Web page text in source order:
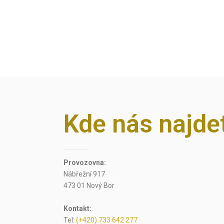
Kde nás
Provozovna:
Nábřežní 917
473 01 Nový Bor
Kontakt:
Tel: (+420) 733 642 277